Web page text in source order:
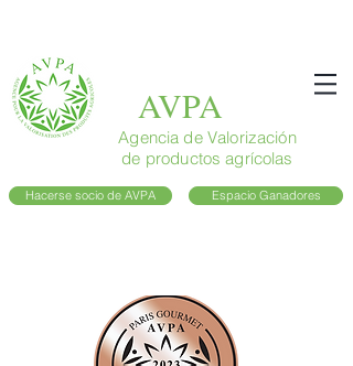
AVPA
Agencia de Valorización
de productos agrícolas
Hacerse socio de AVPA Espacio Ganadores